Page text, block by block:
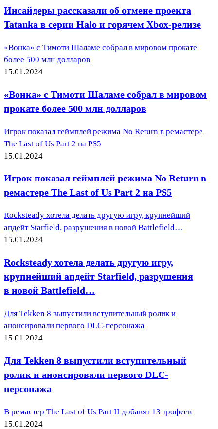
Инсайдеры рассказали об отмене проекта
Tatanka в серии Halo и горячем Xbox-релизе
«Вонка» с Тимоти Шаламе собрал в мировом прокате
более 500 млн долларов
15.01.2024
«Вонка» с Тимоти Шаламе собрал в мировом
прокате более 500 млн долларов
Игрок показал геймплей режима No Return в ремастере
The Last of Us Part 2 на PS5
15.01.2024
Игрок показал геймплей режима No Return в
ремастере The Last of Us Part 2 на PS5
Rocksteady хотела делать другую игру, крупнейший
апдейт Starfield, разрушения в новой Battlefield…
15.01.2024
Rocksteady хотела делать другую игру,
крупнейший апдейт Starfield, разрушения
в новой Battlefield…
Для Tekken 8 выпустили вступительный ролик и
анонсировали первого DLC-персонажа
15.01.2024
Для Tekken 8 выпустили вступительный
ролик и анонсировали первого DLC-
персонажа
В ремастер The Last of Us Part II добавят 13 трофеев
15.01.2024